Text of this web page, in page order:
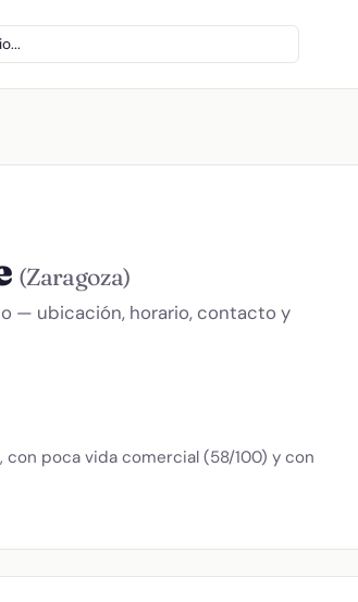
(Zaragoza)
— ubicación, horario, contacto y
con poca vida comercial (58/100) y con